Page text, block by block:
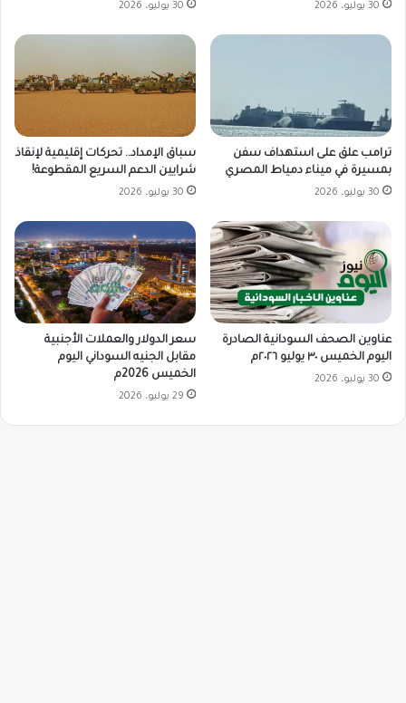
30 يوليو، 2026 30 يوليو، 2026
ترامب علق على استهداف سفن
بمسيرة في ميناء دمياط المصري
30 يوليو، 2026
سباق الإمداد.. تحركات إقليمية لإنقاذ
شرايين الدعم السريع المقطوعة!
30 يوليو، 2026
عناوين الصحف السودانية الصادرة
اليوم الخميس ٣٠ يوليو ٢٠٢٦م
30 يوليو، 2026
سعر الدولار والعملات الأجنبية
مقابل الجنيه السوداني اليوم
الخميس 2026م
29 يوليو، 2026